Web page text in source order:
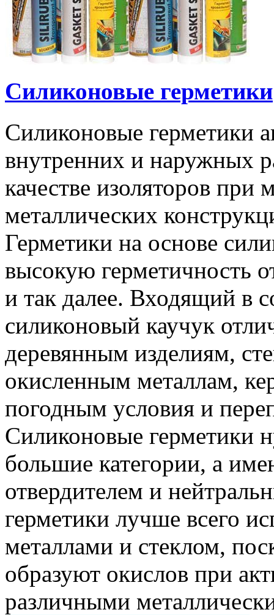
Силиконовые герметики
Силиконовые герметики
внутренних и наружных
качестве изоляторов
металлических
Герметики на основе
высокую герметичность
и так далее. Входящий в
силиконовый каучук
деревянным изделиям,
окисленным металлам,
погодным условия и
Силиконовые герметики
большие категории, а
отвердителем и
герметики лучше всего
металлами и стеклом,
образуют окислов при
различными